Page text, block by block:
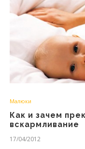
Малюки
Как и зачем
вскармливание
17/04/2012